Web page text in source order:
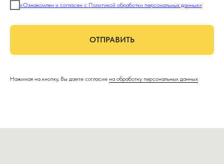
«Ознакомлен и согласен с Политикой обработки персональных данных»
ОТПРАВИТЬ
Нажимая на кнопку, Вы даете согласие на обработку персональных данных